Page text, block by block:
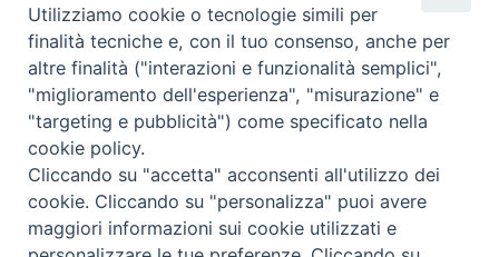
Scrivici
Copyright © 2019 - Tutti i diritti riservati - Vita
Trentina Editrice
Privacy Policy
Utilizziamo cookie o tecnologie simili per
finalità tecniche e, con il tuo consenso, anche per
altre finalità ("interazioni e funzionalità semplici",
"miglioramento dell'esperienza", "misurazione" e
"targeting e pubblicità") come specificato nella
cookie policy.
Cliccando su "accetta" acconsenti all'utilizzo dei
cookie. Cliccando su "personalizza" puoi avere
maggiori informazioni sui cookie utilizzati e